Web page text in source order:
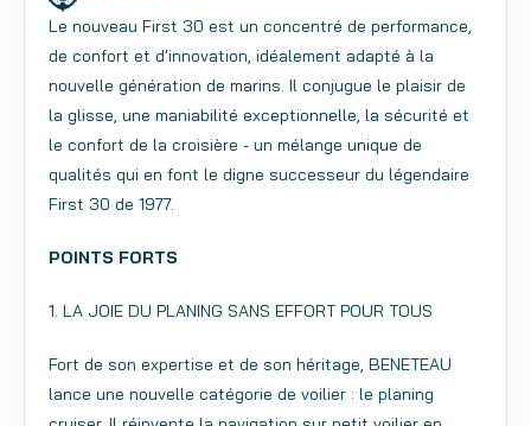
Le nouveau First 30 est un concentré de performance,
de confort et d'innovation, idéalement adapté à la
nouvelle génération de marins. Il conjugue le plaisir de
la glisse, une maniabilité exceptionnelle, la sécurité et
le confort de la croisière - un mélange unique de
qualités qui en font le digne successeur du légendaire
First 30 de 1977.
POINTS FORTS
1. LA JOIE DU PLANING SANS EFFORT POUR TOUS
Fort de son expertise et de son héritage, BENETEAU
lance une nouvelle catégorie de voilier : le planing